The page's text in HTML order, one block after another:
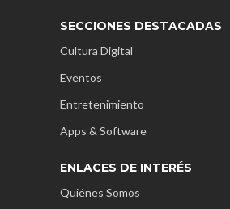
SECCIONES DESTACADAS
Cultura Digital
Eventos
Entretenimiento
Apps & Software
ENLACES DE INTERÉS
Quiénes Somos